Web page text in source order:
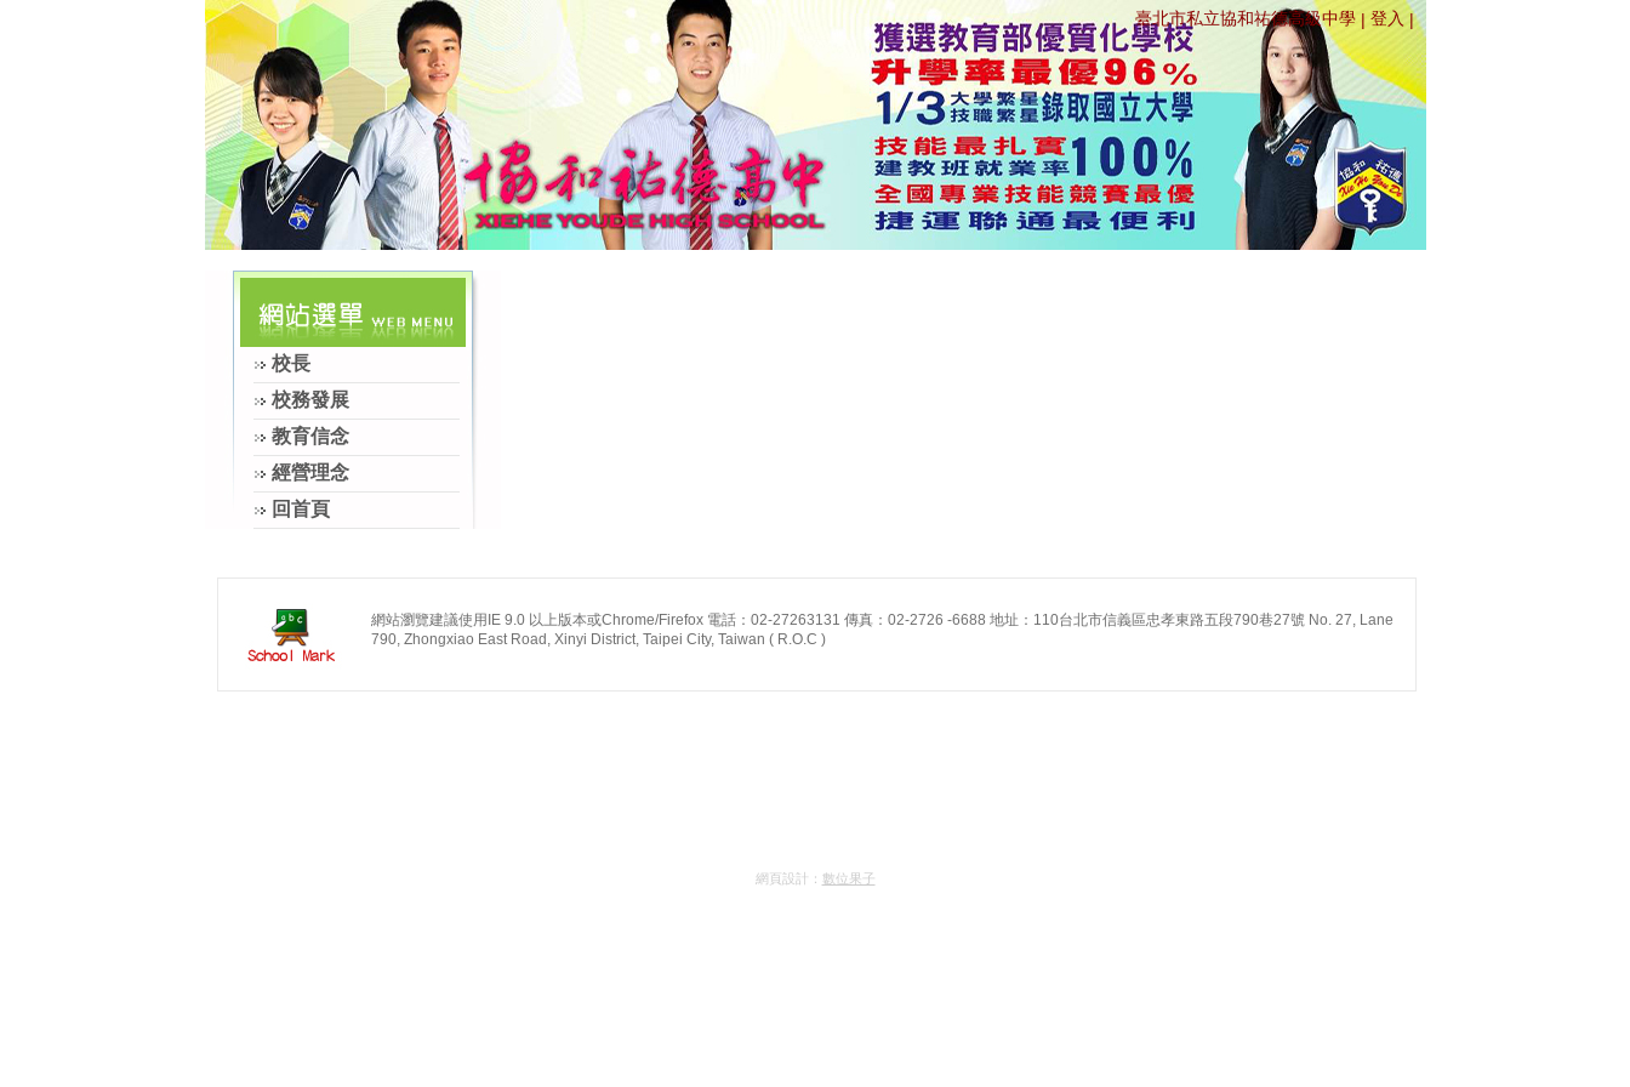
臺北市私立協和祐德高級中學| 登入 |
校長
校務發展
教育信念
經營理念
回首頁
網站瀏覽建議使用IE 9.0 以上版本或Chrome/Firefox 電話：02-27263131 傳真：02-2726 -6688 地址：110台北市信義區忠孝東路五段790巷27號 No. 27, Lane
790, Zhongxiao East Road, Xinyi District, Taipei City, Taiwan ( R.O.C )
網頁設計： 數位果子